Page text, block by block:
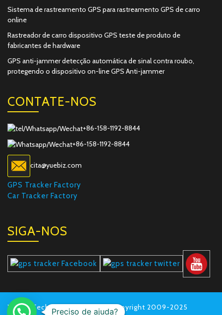
Sistema de rastreamento GPS para rastreamento GPS de carro
online
Rastreador de carro dispositivo GPS teste de produto de
fabricantes de hardware
GPS anti-jammer detecção automática de sinal contra roubo,
protegendo o dispositivo on-line GPS Anti-jammer
CONTATE-NOS
+86-158-1192-8844
+86-158-1192-8844
cita@yuebiz.com
GPS Tracker Factory
Car Tracker Factory
SIGA-NOS
Yuebiz Technology Co.,Ltd © Copyright 2009-2025
Preciso de ajuda?